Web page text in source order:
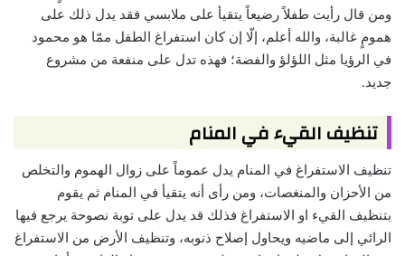
ومن قال رأيت طفلاً رضيعاً يتقيأ على ملابسي فقد يدل ذلك على
همومٍ غالبة، والله أعلم، إلّا إن كان استفراغ الطفل ممّا هو محمود
في الرؤيا مثل اللؤلؤ والفضة؛ فهذه تدل على منفعة من مشروع
جديد.
تنظيف القيء في المنام
تنظيف الاستفراغ في المنام يدل عموماً على زوال الهموم والتخلص
من الأحزان والمنغصات، ومن رأى أنه يتقيأ في المنام ثم يقوم
بتنظيف القيء او الاستفراغ فذلك قد يدل على توبة نصوحة يرجع فيها
الرائي إلى ماضيه ويحاول إصلاح ذنوبه، وتنظيف الأرض من الاستفراغ